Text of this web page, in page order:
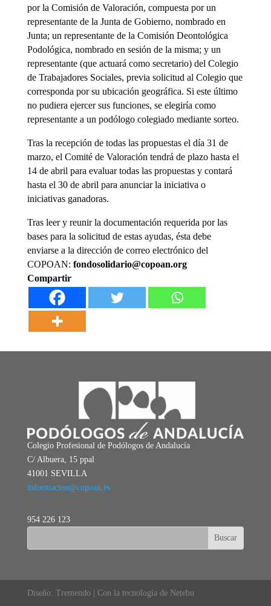
por la Comisión de Valoración, compuesta por un
representante de la Junta de Gobierno, nombrado en
Junta; un representante de la Comisión Deontológica
Podológica, nombrado en sesión de la misma; y un
representante (que actuará como secretario) del Colegio
de Trabajadores Sociales, previa solicitud al Colegio que
corresponda por su ubicación geográfica. Si este último
no pudiera ejercer sus funciones, se elegiría como
representante a un podólogo colegiado mediante sorteo.
Tras la recepción de todas las propuestas el día 31 de
marzo, el Comité de Valoración tendrá de plazo hasta el
14 de abril para evaluar todas las propuestas y contará
hasta el 30 de abril para anunciar la iniciativa o
iniciativas ganadoras.
Tras leer y reunir la documentación requerida por las
bases para la solicitud de estas ayudas, ésta debe
enviarse a la dirección de correo electrónico del
COPOAN: fondosolidario@copoan.org
Compartir
Colegio Profesional de Podólogos de Andalucía
C/ Albuera, 15 ppal
41001 SEVILLA
informacion@copoan.es
954 226 123
Diseño: Tremendo | Con la tecnología de Netebu